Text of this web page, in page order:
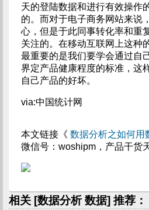
天的登陆数据和进行有效操作
的。而对于电子商务网站来说
心，但是于此同事转化率和重
关注的。在移动互联网上这种
最重要的是我们要学会通过自
界定产品健康程度的标准，这
自己产品的好坏。
via:中国统计网
本文链接《 数据分析之如何用
微信号：woshipm，产品干货
相关 [数据分析 数据] 推荐：